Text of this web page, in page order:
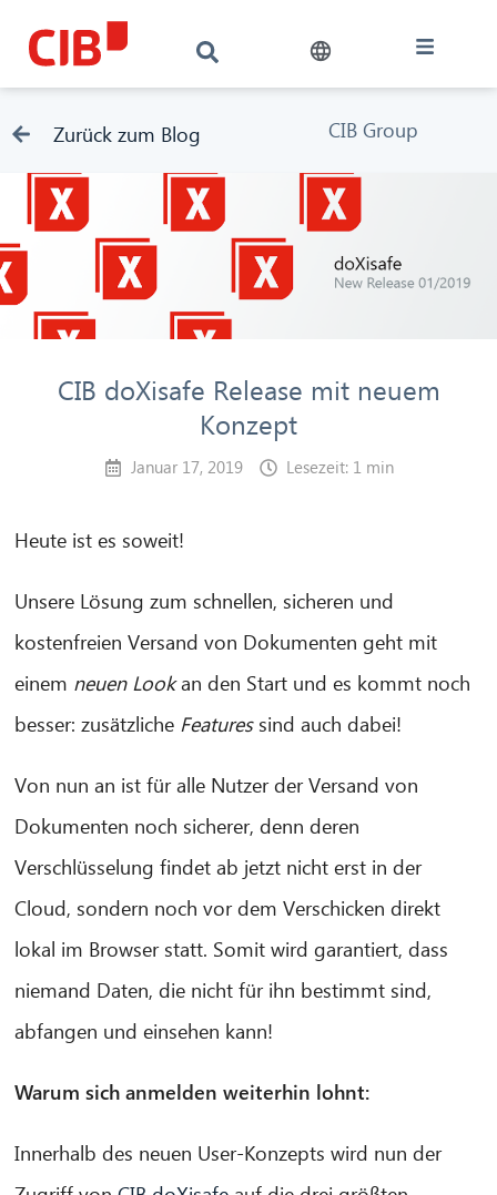
Zurück zum Blog CIB Group
CIB doXisafe Release mit neuem
Konzept
Januar 17, 2019 Lesezeit: 1 min
Heute ist es soweit!
Unsere Lösung zum schnellen, sicheren und
kostenfreien Versand von Dokumenten geht mit
einem neuen Lookan den Start und es kommt noch
besser: zusätzliche Featuressind auch dabei!
Von nun an ist für alle Nutzer der Versand von
Dokumenten noch sicherer, denn deren
Verschlüsselung findet ab jetzt nicht erst in der
Cloud, sondern noch vor dem Verschicken direkt
lokal im Browser statt. Somit wird garantiert, dass
niemand Daten, die nicht für ihn bestimmt sind,
abfangen und einsehen kann!
Warum sich anmelden weiterhin lohnt:
Innerhalb des neuen User-Konzepts wird nun der
Hallo! Was kann ich für Sie tun?